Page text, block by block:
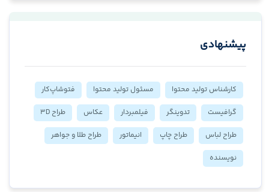
پیشنهادی
کارشناس تولید محتوا مسئول تولید محتوا
فتوشاپ‌کار
گرافیست
تدوینگر فیلمبردار عکاس
طراح 3D
طراح لباس
طراح چاپ انیماتور
طراح طلا و جواهر
نویسنده